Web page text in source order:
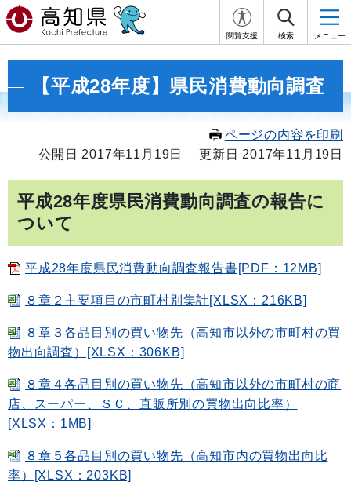
閲覧支援 検索 メニュー
【平成28年度】県民消費動向調査
ページの内容を印刷
公開日 2017年11月19日
更新日 2017年11月19日
平成28年度県民消費動向調査の報告に
ついて
平成28年度県民消費動向調査報告書[PDF：12MB]
８章２主要項目の市町村別集計[XLSX：216KB]
８章３各品目別の買い物先（高知市以外の市町村の買
物出向調査）[XLSX：306KB]
８章４各品目別の買い物先（高知市以外の市町村の商
店、スーパー、ＳＣ、直販所別の買物出向比率）
[XLSX：1MB]
８章５各品目別の買い物先（高知市内の買物出向比
率）[XLSX：203KB]